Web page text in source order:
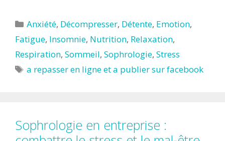
Catégories
Anxiété, Décompresser, Détente, Emotion,
Fatigue, Insomnie, Nutrition, Relaxation,
Respiration, Sommeil, Sophrologie, Stress
Étiquettes
a repasser en ligne et a publier sur facebook
Sophrologie en entreprise :